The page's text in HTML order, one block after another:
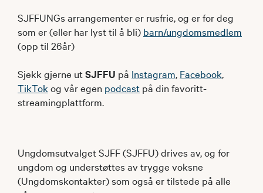
SJFFUNGs arrangementer er rusfrie, og er for deg
som er (eller har lyst til å bli) barn/ungdomsmedlem
(opp til 26år)
Sjekk gjerne utSJFFU på Instagram, Facebook,
TikTok og vår egen podcast på din favoritt-
streamingplattform.
Ungdomsutvalget SJFF (SJFFU) drives av, og for
ungdom og understøttes av trygge voksne
(Ungdomskontakter) som også er tilstede på alle